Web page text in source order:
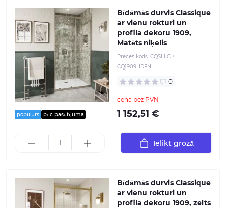
populārs pēc pasūtījuma
Bīdāmās durvis Classique
ar vienu rokturi un
profila dekoru 1909,
Matēts niķelis
Preces kods: CQSLLC +
CQ1909HDFNL
0
cena bez PVN
1 152,51 €
Ielikt grozā
Bīdāmās durvis Classique
ar vienu rokturi un
profila dekoru 1909, zelts